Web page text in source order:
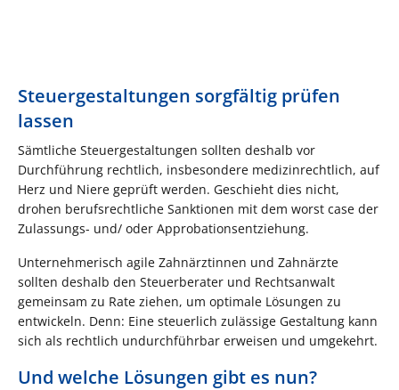
Steuergestaltungen sorgfältig prüfen
lassen
Sämtliche Steuergestaltungen sollten deshalb vor
Durchführung rechtlich, insbesondere medizinrechtlich, auf
Herz und Niere geprüft werden. Geschieht dies nicht,
drohen berufsrechtliche Sanktionen mit dem worst case der
Zulassungs- und/ oder Approbationsentziehung.
Unternehmerisch agile Zahnärztinnen und Zahnärzte
sollten deshalb den Steuerberater und Rechtsanwalt
gemeinsam zu Rate ziehen, um optimale Lösungen zu
entwickeln. Denn: Eine steuerlich zulässige Gestaltung kann
sich als rechtlich undurchführbar erweisen und umgekehrt.
Und welche Lösungen gibt es nun?